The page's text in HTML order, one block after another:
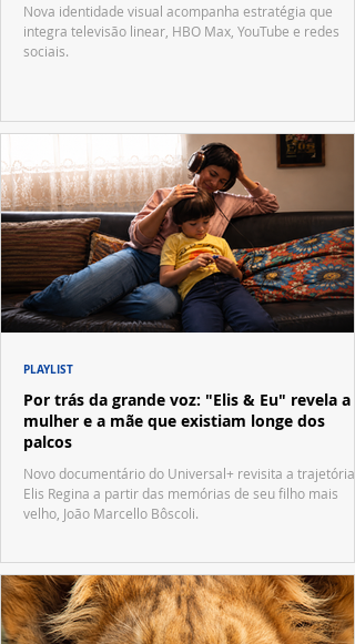
Nova identidade visual acompanha estratégia que
integra televisão linear, HBO Max, YouTube e redes
sociais.
Por trás da grande voz: "Elis & Eu" revela a
mulher e a mãe que existiam longe dos
palcos
Novo documentário do Universal+ revisita a trajetória
Elis Regina a partir das memórias de seu filho mais
velho, João Marcello Bôscoli.
PLAYLIST